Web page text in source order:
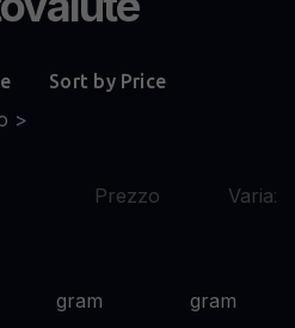
Sort by Price
>
Prezzo
gram gram